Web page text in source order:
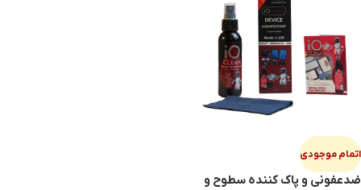
اتمام موجودی
ضدعفونی و پاک کننده سطوح و